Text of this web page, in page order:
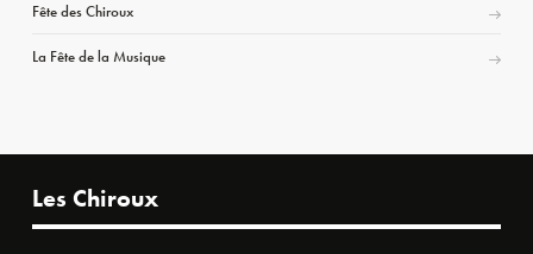
Fête des Chiroux
La Fête de la Musique
Les Chiroux